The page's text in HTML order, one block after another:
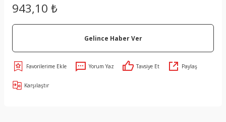
943,10 ₺
Gelince Haber Ver
Yorum Yaz Tavsiye Et Paylaş
Karşılaştır